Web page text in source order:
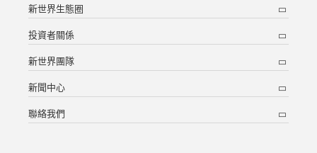
新世界生態圈
投資者關係
新世界團隊
新聞中心
聯絡我們